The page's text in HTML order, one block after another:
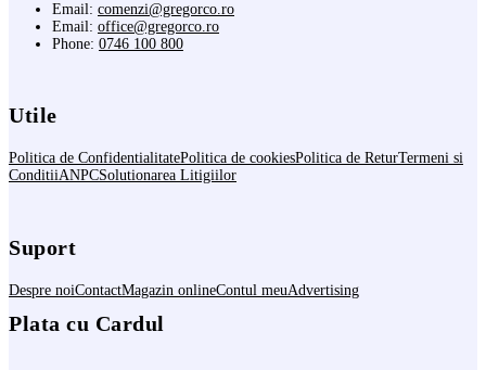
Email: comenzi@gregorco.ro
Email: office@gregorco.ro
Phone: 0746 100 800
Utile
Politica de ConfidentialitatePolitica de cookiesPolitica de ReturTermeni si
ConditiiANPCSolutionarea Litigiilor
Suport
Despre noiContactMagazin onlineContul meuAdvertising
Plata cu Cardul